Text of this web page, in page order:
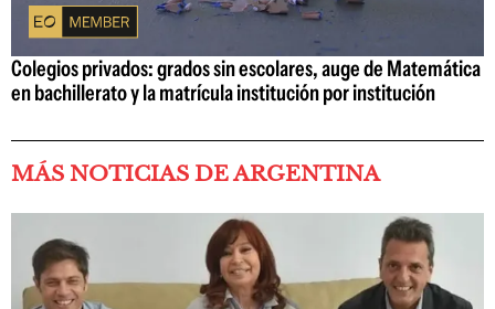
Colegios privados: grados sin escolares, auge de Matemática
en bachillerato y la matrícula institución por institución
MÁS NOTICIAS DE ARGENTINA